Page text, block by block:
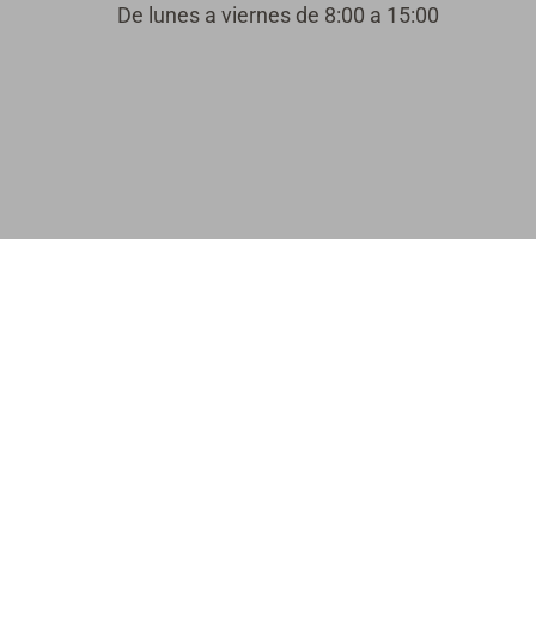
De lunes a viernes de 8:00 a 15:00